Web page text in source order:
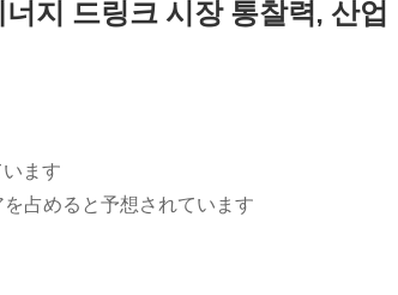
지 드링크 시장 통찰력, 산업
ます
占めると予想されています